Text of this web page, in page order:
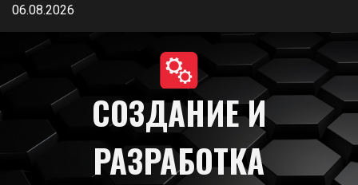
Перейти
содержимому
06.08.2026
СОЗДАНИЕ И
РАЗРАБОТКА